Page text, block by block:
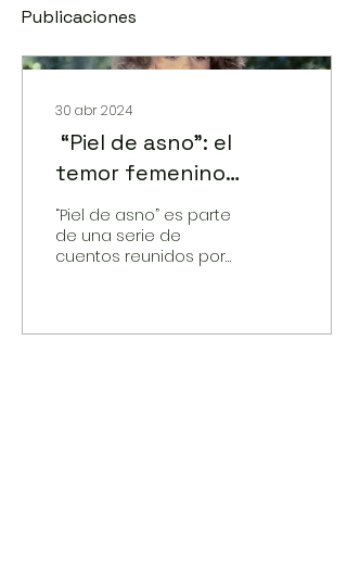
Publicaciones
30 abr 2024
“Piel de asno”: el
temor femenino
clásico
“Piel de asno” es parte
de una serie de
cuentos reunidos por
el año 1697.